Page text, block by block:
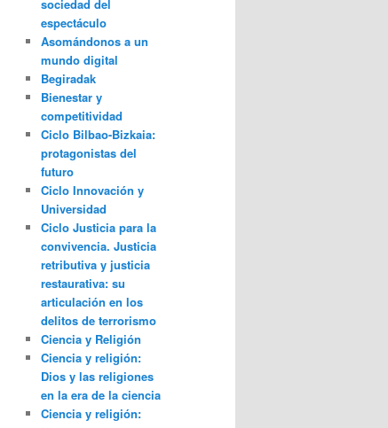
sociedad del
espectáculo
Asomándonos a un
mundo digital
Begiradak
Bienestar y
competitividad
Ciclo Bilbao-Bizkaia:
protagonistas del
futuro
Ciclo Innovación y
Universidad
Ciclo Justicia para la
convivencia. Justicia
retributiva y justicia
restaurativa: su
articulación en los
delitos de terrorismo
Ciencia y Religión
Ciencia y religión:
Dios y las religiones
en la era de la ciencia
Ciencia y religión: